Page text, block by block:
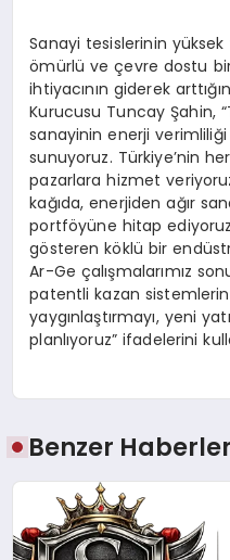
Sanayi tesislerinin
ömürlü ve çevre dostu
ihtiyacının giderek
Kurucusu Tuncay Şahin,
sanayinin enerji verimliliği
sunuyoruz. Türkiye’nin
pazarlara hizmet
kağıda, enerjiden ağır
portföyüne hitap
gösteren köklü bir
Ar-Ge çalışmalarımız
patentli kazan
yaygınlaştırmayı, yeni
planlıyoruz” ifadelerini
Benzer Haberler